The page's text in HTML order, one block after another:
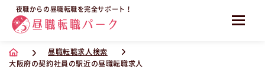
夜職からの昼職転職を完全サポート！
昼職転職求人検索
大阪府の契約社員の駅近の昼職転職求人